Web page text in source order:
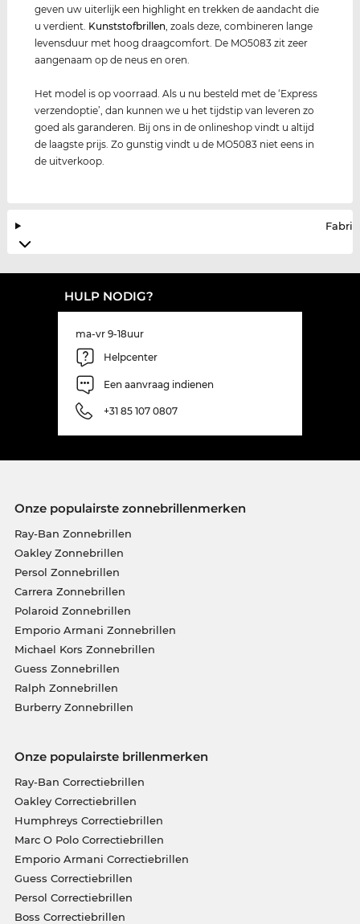
geven uw uiterlijk een highlight en trekken de aandacht die
u verdient. Kunststofbrillen , zoals deze, combineren lange
levensduur met hoog draagcomfort. De MO5083 zit zeer
aangenaam op de neus en oren.
Het model is op voorraad. Als u nu besteld met de ‘Express
verzendoptie’, dan kunnen we u het tijdstip van leveren zo
goed als garanderen. Bij ons in de onlineshop vindt u altijd
de laagste prijs. Zo gunstig vindt u de MO5083 niet eens in
de uitverkoop.
HULP NODIG?
ma-vr 9-18uur
Helpcenter
Een aanvraag indienen
+31 85 107 0807
Onze populairste zonnebrillenmerken
Ray-Ban Zonnebrillen
Oakley Zonnebrillen
Persol Zonnebrillen
Carrera Zonnebrillen
Polaroid Zonnebrillen
Emporio Armani Zonnebrillen
Michael Kors Zonnebrillen
Guess Zonnebrillen
Ralph Zonnebrillen
Burberry Zonnebrillen
Onze populairste brillenmerken
Ray-Ban Correctiebrillen
Oakley Correctiebrillen
Humphreys Correctiebrillen
Marc O Polo Correctiebrillen
Emporio Armani Correctiebrillen
Guess Correctiebrillen
Persol Correctiebrillen
Boss Correctiebrillen